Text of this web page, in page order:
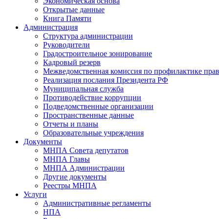
Открытые данные
Книга Памяти
Администрация
Структура администрации
Руководители
Градостроительное зонирование
Кадровый резерв
Межведомственная комиссия по профилактике
Реализация послания Президента РФ
Муниципальная служба
Противодействие коррупции
Подведомственные организации
Пространственные данные
Отчеты и планы
Образовательные учреждения
Документы
МНПА Совета депутатов
МНПА Главы
МНПА Администрации
Другие документы
Реестры МНПА
Услуги
Административные регламенты
НПА